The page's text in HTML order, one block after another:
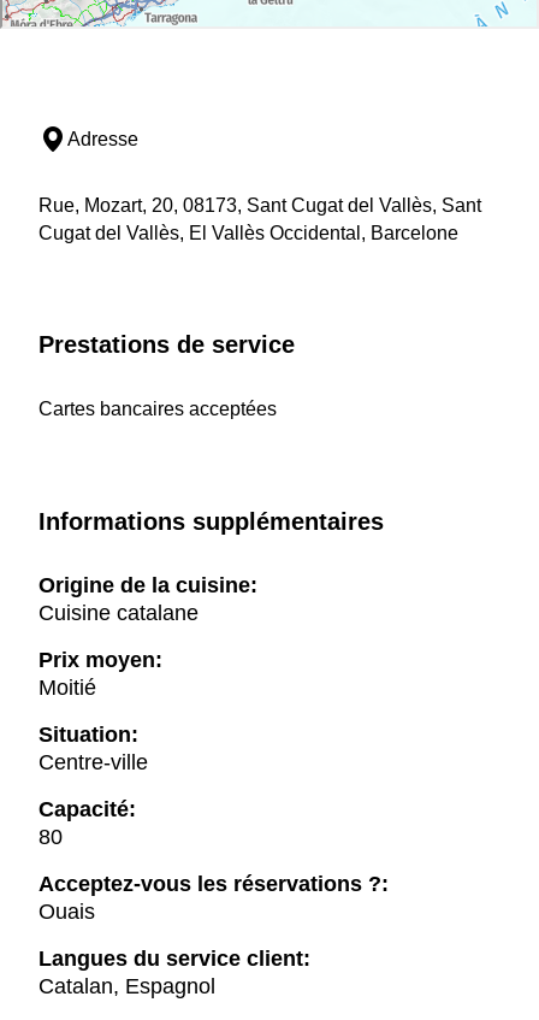
Adresse
Rue, Mozart, 20, 08173, Sant Cugat del Vallès, Sant
Cugat del Vallès, El Vallès Occidental, Barcelone
Prestations de service
Cartes bancaires acceptées
Informations supplémentaires
Origine de la cuisine:
Cuisine catalane
Prix moyen:
Moitié
Situation:
Centre-ville
Capacité:
80
Acceptez-vous les réservations ?:
Ouais
Langues du service client:
Catalan, Espagnol